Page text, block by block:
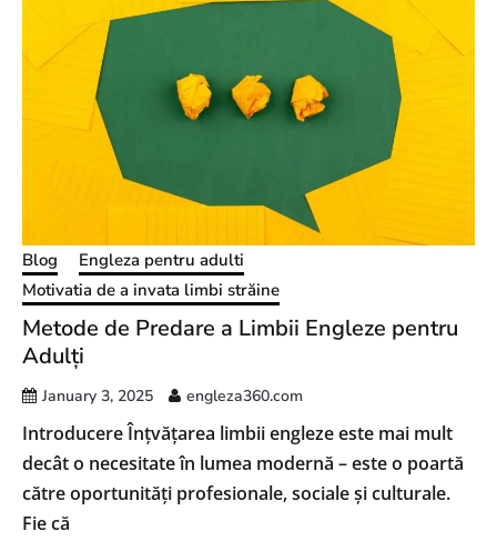
Blog
Engleza pentru adulti
Motivatia de a invata limbi străine
Metode de Predare a Limbii Engleze pentru
Adulți
January 3, 2025 engleza360.com
Introducere Înțvățarea limbii engleze este mai mult
decât o necesitate în lumea modernă – este o poartă
către oportunități profesionale, sociale și culturale.
Fie că